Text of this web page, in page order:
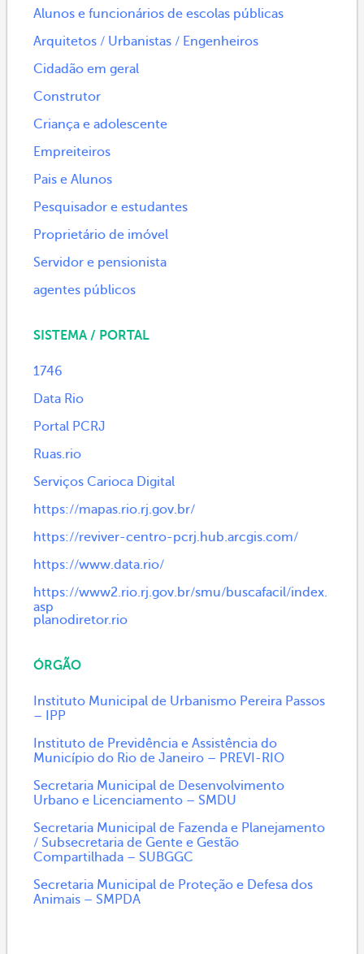
Alunos e funcionários de escolas públicas
Arquitetos / Urbanistas / Engenheiros
Cidadão em geral
Construtor
Criança e adolescente
Empreiteiros
Pais e Alunos
Pesquisador e estudantes
Proprietário de imóvel
Servidor e pensionista
agentes públicos
SISTEMA / PORTAL
1746
Data Rio
Portal PCRJ
Ruas.rio
Serviços Carioca Digital
https://mapas.rio.rj.gov.br/
https://reviver-centro-pcrj.hub.arcgis.com/
https://www.data.rio/
https://www2.rio.rj.gov.br/smu/buscafacil/index.
asp
planodiretor.rio
ÓRGÃO
Instituto Municipal de Urbanismo Pereira Passos
– IPP
Instituto de Previdência e Assistência do
Município do Rio de Janeiro – PREVI-RIO
Secretaria Municipal de Desenvolvimento
Urbano e Licenciamento – SMDU
Secretaria Municipal de Fazenda e Planejamento
/ Subsecretaria de Gente e Gestão
Compartilhada – SUBGGC
Secretaria Municipal de Proteção e Defesa dos
Animais – SMPDA